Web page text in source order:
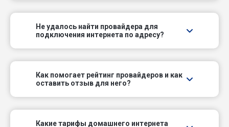
Профсоюзный пер
Путейский пер
Речной пер
Совхозный пер
Не удалось найти провайдера для
подключения интернета по адресу?
Как помогает рейтинг провайдеров и как
оставить отзыв для него?
Какие тарифы домашнего интернета